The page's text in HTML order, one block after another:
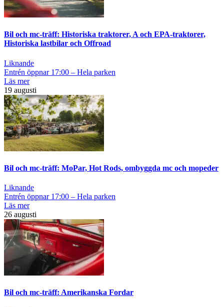
Bil och mc-träff: Historiska traktorer, A och EPA-traktorer,
Historiska lastbilar och Offroad
Liknande
Entrén öppnar 17:00 – Hela parken
Läs mer
19 augusti
Bil och mc-träff: MoPar, Hot Rods, ombyggda mc och mopeder
Liknande
Entrén öppnar 17:00 – Hela parken
Läs mer
26 augusti
Bil och mc-träff: Amerikanska Fordar